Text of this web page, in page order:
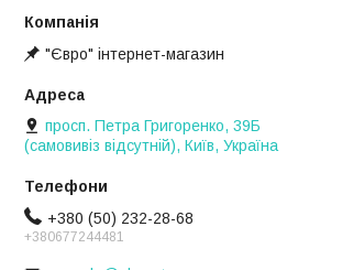
"Євро" інтернет-магазин
просп. Петра Григоренко, 39Б
(самовивіз відсутній), Київ, Україна
+380 (50) 232-28-68
+380677244481